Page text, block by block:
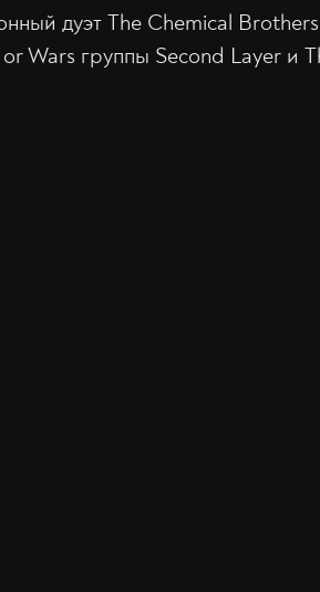
дуэт The Chemical
Wars группы Second Layer и